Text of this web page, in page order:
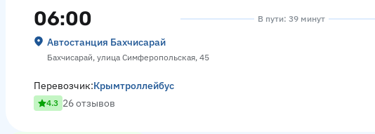
06:00
Автостанция Бахчисарай
Бахчисарай, улица Симферопольская, 45
В пути: 39 минут
Перевозчик:Крымтроллейбус
4.3 26 отзывов